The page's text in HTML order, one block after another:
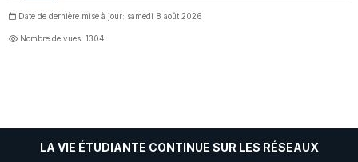
Date de dernière mise à jour: samedi 8 août 2026
Nombre de vues: 1304
LA VIE ÉTUDIANTE CONTINUE SUR LES RÉSEAUX